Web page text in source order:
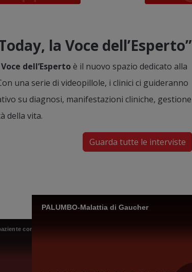
la Voce dell’Esperto”
dell’Espertoè il nuovo spazio dedicato alla
una serie di videopillole, i clinici ci guideranno
su diagnosi, manifestazioni cliniche, gestione
della vita.
Guarda tutte le interviste
con malattia di Gaucher
PALUMBO-Malattia di Gaucher